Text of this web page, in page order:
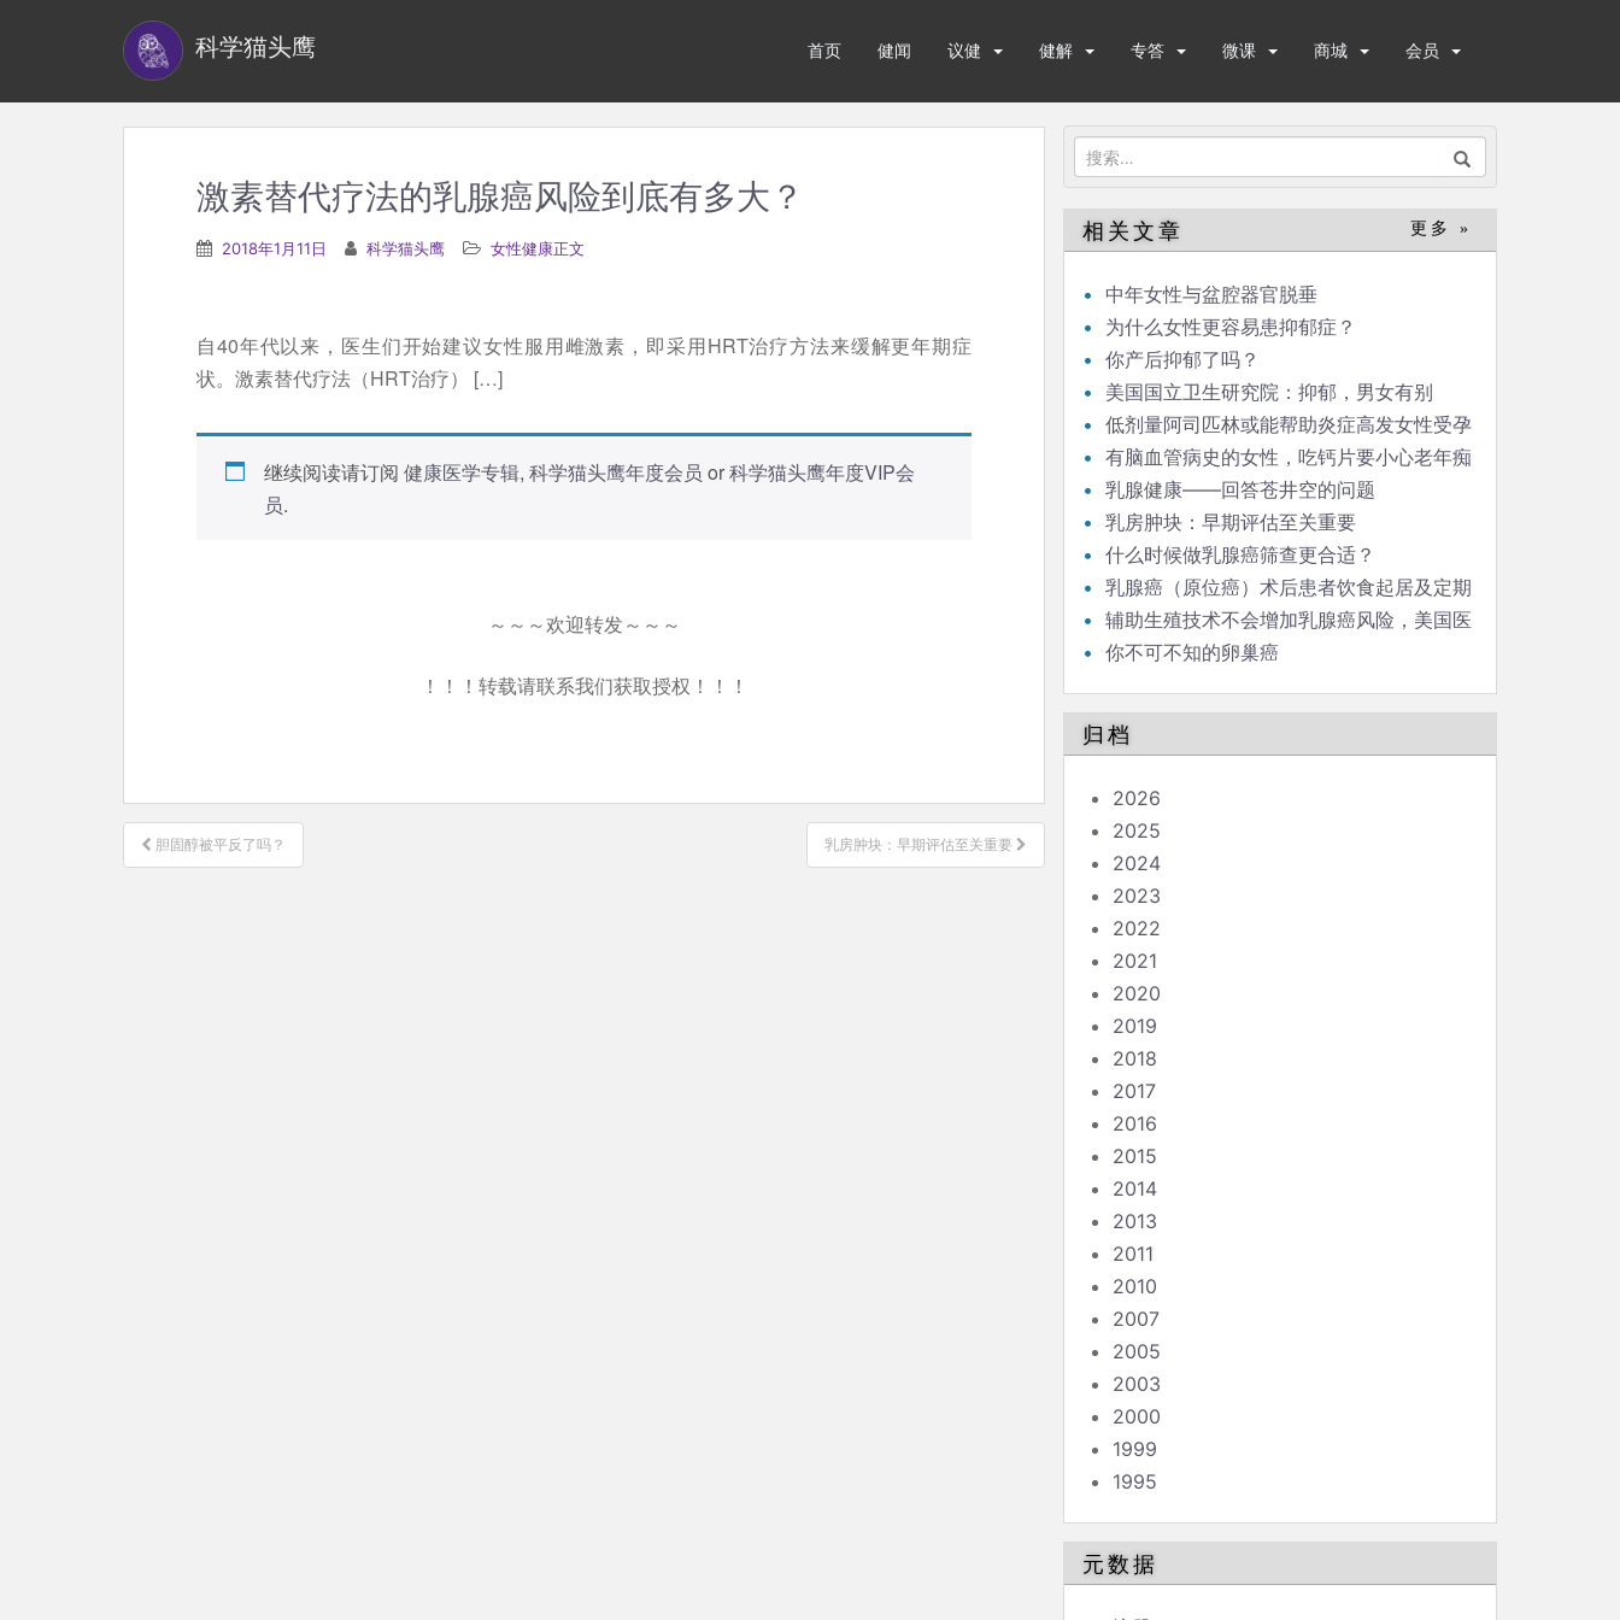
科学猫头鹰 首页 健闻 议健 健解 专答 微课 商城 会员
搜
索：
激素替代疗法的乳腺癌风险到底有多大？
2018年1月11日 科学猫头鹰 女性健康正文
自40年代以来，医生们开始建议女性服用雌激素，即采用HRT治疗方法来缓解更年期症
状。激素替代疗法（HRT治疗） […]
继续阅读请订阅 健康医学专辑, 科学猫头鹰年度会员 or科学猫头鹰年度VIP会
员.
～～～欢迎转发～～～
！！！转载请联系我们获取授权！！！
文
章
胆固醇被平反了吗？ 乳房肿块：早期评估至关重要
相关文章 更多 »
中年女性与盆腔器官脱垂
为什么女性更容易患抑郁症？
你产后抑郁了吗？
美国国立卫生研究院：抑郁，男女有别
低剂量阿司匹林或能帮助炎症高发女性受孕
有脑血管病史的女性，吃钙片要小心老年痴
呆！乳腺健康——回答苍井空的问题
乳房肿块：早期评估至关重要
什么时候做乳腺癌筛查更合适？
乳腺癌（原位癌）术后患者饮食起居及定期
锻炼的强度、范围有什么需要注意的吗？
辅助生殖技术不会增加乳腺癌风险，美国医
学会会刊今天报道
你不可不知的卵巢癌
归档
2026
2025
2024
2023
2022
2021
2020
2019
2018
2017
2016
2015
2014
2013
2011
2010
2007
2005
2003
2000
1999
1995
元数据